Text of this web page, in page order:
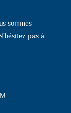
sommes
pas à